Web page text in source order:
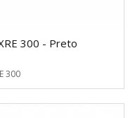
300 - Preto
300